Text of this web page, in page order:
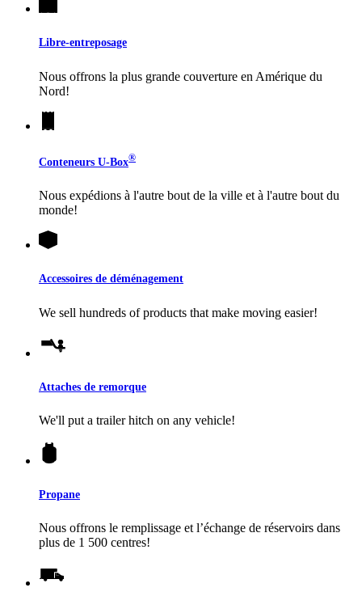
Libre-entreposage
Nous offrons la plus grande couverture en Amérique du
Nord!
Conteneurs U-Box®
Nous expédions à l'autre bout de la ville et à l'autre bout du
monde!
Accessoires de déménagement
We sell hundreds of products that make moving easier!
Attaches de remorque
We'll put a trailer hitch on any vehicle!
Propane
Nous offrons le remplissage et l’échange de réservoirs dans
plus de 1 500 centres!